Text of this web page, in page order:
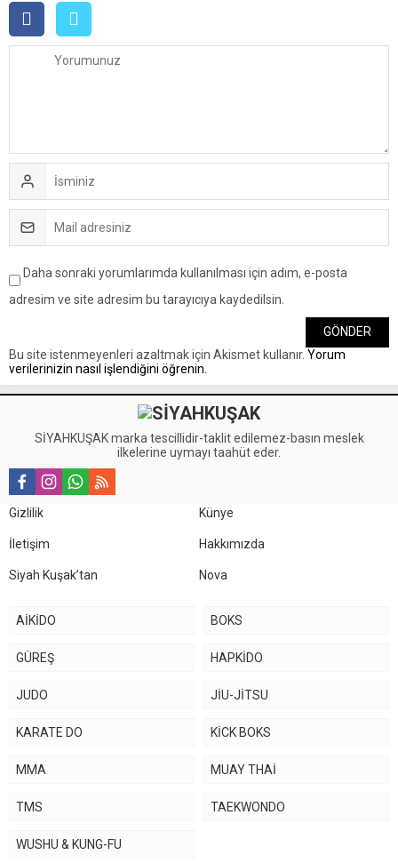
Daha sonraki yorumlarımda kullanılması için adım, e-posta
adresim ve site adresim bu tarayıcıya kaydedilsin.
Bu site istenmeyenleri azaltmak için Akismet kullanır. Yorum
verilerinizin nasıl işlendiğini öğrenin.
SİYAHKUŞAK marka tescillidir-taklit edilemez-basın meslek
ilkelerine uymayı taahüt eder.
Gizlilik Künye
İletişim Hakkımızda
Siyah Kuşak’tan Nova
AİKİDO BOKS
GÜREŞ HAPKİDO
JUDO JİU-JİTSU
KARATE DO KİCK BOKS
MMA MUAY THAİ
TMS TAEKWONDO
WUSHU & KUNG-FU